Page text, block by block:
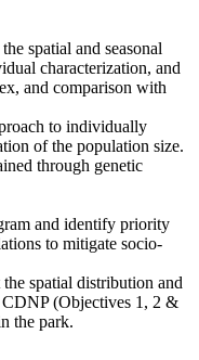
spatial and seasonal
characterization, and
and comparison with
to individually
of the population size.
through genetic
and identify priority
to mitigate socio-
spatial distribution and
CDNP (Objectives 1, 2 &
the park.